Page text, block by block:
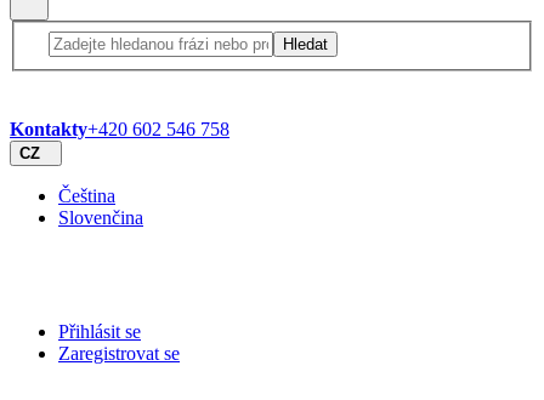
Hledat
Kontakty+420 602 546 758
CZ
Čeština
Slovenčina
Přihlásit se
Zaregistrovat se